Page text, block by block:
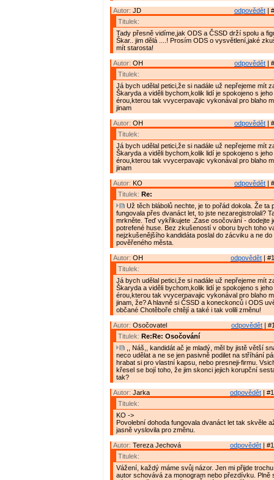
odpovědět |
Autor: JD
Titulek:
Tady přesně vidíme,jak ODS a ČSSD drží spolu a
Škar.. jim dělá ....! Prosím ODS o vysvětlení,jaké
mít starosta!
odpovědět |
Autor: OH
Titulek:
Já bych udělal petici,že si nadále už nepřejeme mít
Škaryda a viděli bychom,kolik lidí je spokojeno s jeho
érou,kterou tak vvycerpavajic vykonával pro blaho
jinam
odpovědět |
Autor: OH
Titulek:
Já bych udělal petici,že si nadále už nepřejeme mít
Škaryda a viděli bychom,kolik lidí je spokojeno s jeho
érou,kterou tak vvycerpavajic vykonával pro blaho
jinam
odpovědět |
Autor: KO
Titulek: Re:
Už těch blábolů nechte, je to pořád dokola. Že ta
fungovala přes dvanáct let, to jste nezaregistrolali?
mrkněte. Teď vykřikujete .Zase osočování - dodejte
potrefené huse. Bez zkušeností v oboru bych toho
nejzkušenějšího kandidáta poslal do zácviku a ne
pověřeného města.
odpovědět |
Autor: OH
Titulek:
Já bych udělal petici,že si nadále už nepřejeme mít
Škaryda a viděli bychom,kolik lidí je spokojeno s jeho
érou,kterou tak vvycerpavajic vykonával pro blaho
jinam, že? A hlavně si ČSSD a koneckonců i ODS
občané Chotěboře chtějí a také i tak volili změnu!
odpovědět |
Autor: Osočovatel
Titulek: Re:Re: Osočování
,, Náš,, kandidát ač je mladý, měl by jistě větší
neco udělat a ne se jen pasivně podilet na stříhání
hrabat si pro vlastní kapsu, nebo presneji-firmu.
křesel se bojí toho, že jim skonci jejich korupční
tak?
odpovědět |
Autor: Jarka
Titulek:
KO ->
Povolební dohoda fungovala dvanáct let tak skvěle
jasně vyslovila pro změnu.
odpovědět |
Autor: Tereza Jechová
Titulek:
Vážení, každý máme svůj názor. Jen mi přijde
autor schovává za monogram nebo přezdívku. Plně